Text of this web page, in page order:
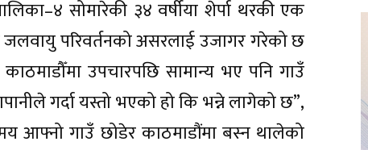
सोमारेकी ३४ वर्षीया शेर्पा थरकी एक
परिवर्तनको असरलाई उजागर गरेको छ
उपचारपछि सामान्य भए पनि गाउँ
गर्दा यस्तो भएको हो कि भन्ने लागेको छ”,
आफ्नो गाउँ छोडेर काठमाडौंमा बस्न थालेको